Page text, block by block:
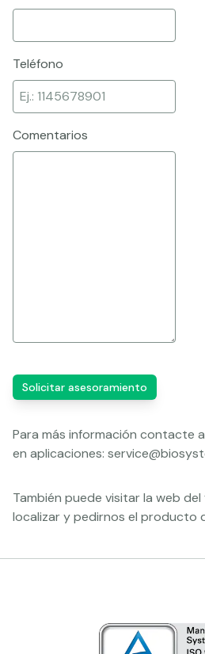
Teléfono
Comentarios
Solicitar asesoramiento
Para más información contacte
en aplicaciones:
También puede visitar la web
localizar y pedirnos el producto